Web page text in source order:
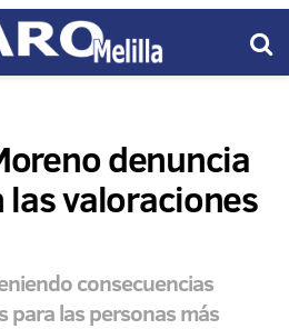
denuncia
valoraciones
consecuencias
para las personas más